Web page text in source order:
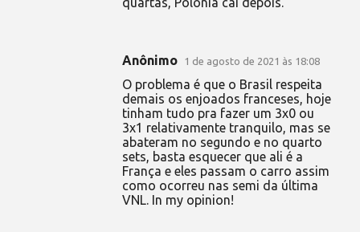
Anônimo 1 de agosto de 2021 às 18:08
O problema é que o Brasil respeita
demais os enjoados franceses, hoje
tinham tudo pra fazer um 3x0 ou
3x1 relativamente tranquilo, mas se
abateram no segundo e no quarto
sets, basta esquecer que ali é a
França e eles passam o carro assim
como ocorreu nas semi da última
VNL. In my opinion!